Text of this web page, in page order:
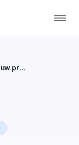
Hoe onderscheid je jouw product listing van concurrenten op bol.com?